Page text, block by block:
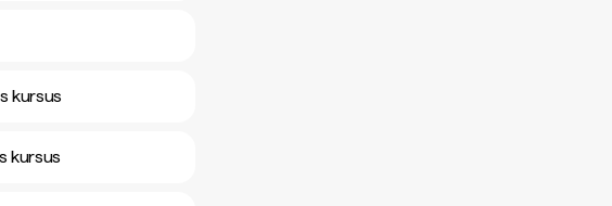
kursus
kursus